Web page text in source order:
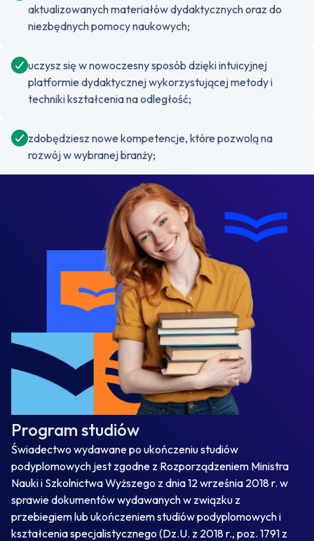
aktualizowanych materiałów dydaktycznych oraz do
niezbędnych pomocy naukowych;
uczysz się w nowoczesny sposób dzięki intuicyjnej
platformie dydaktycznej wykorzystującej metody i
techniki kształcenia na odległość;
zdobędziesz nowe kompetencje, które pozwolą na
rozwój w wybranej branży;
Program studiów
Świadectwo wydawane po ukończeniu studiów
podyplomowych jest zgodne z Rozporządzeniem Ministra
Nauki i Szkolnictwa Wyższego z dnia 12 września 2018 r. w
sprawie dokumentów wydawanych w związku z
przebiegiem lub ukończeniem studiów podyplomowych i
kształcenia specjalistycznego (Dz.U. z 2018 r., poz. 1791 z